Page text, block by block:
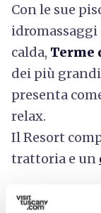
Con le sue
idromassaggi
calda, Terme
dei più
presenta
relax.
Il Resort
trattoria e un